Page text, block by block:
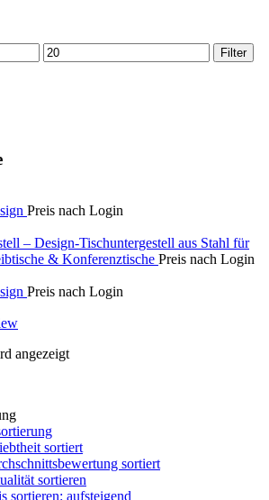
Max.
Preis
Filter
Preis nach Login
– Design-Tischuntergestell aus Stahl für
& Konferenztische Preis nach Login
Preis nach Login
angezeigt
sortiert
sortiert
sortieren
sortieren: aufsteigend